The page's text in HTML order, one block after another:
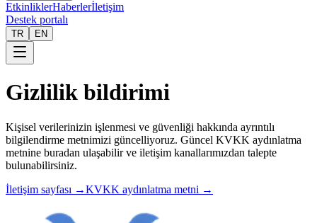
EtkinliklerHaberlerİletişim
Destek portalı
TR EN
Gizlilik bildirimi
Kişisel verilerinizin işlenmesi ve güvenliği hakkında ayrıntılı
bilgilendirme metnimizi güncelliyoruz. Güncel KVKK aydınlatma
metnine buradan ulaşabilir ve iletişim kanallarımızdan talepte
bulunabilirsiniz.
İletişim sayfası →KVKK aydınlatma metni →